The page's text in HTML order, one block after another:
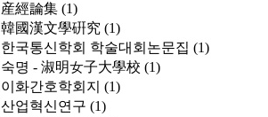
産經論集 (1)
韓國漢文學硏究 (1)
한국통신학회 학술대회논문집 (1)
숙명 - 淑明女子大學校 (1)
이화간호학회지 (1)
산업혁신연구 (1)